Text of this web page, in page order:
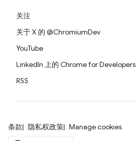
关注
关于 X 的 @ChromiumDev
YouTube
LinkedIn 上的 Chrome for Developers
RSS
条款 隐私权政策 Manage cookies